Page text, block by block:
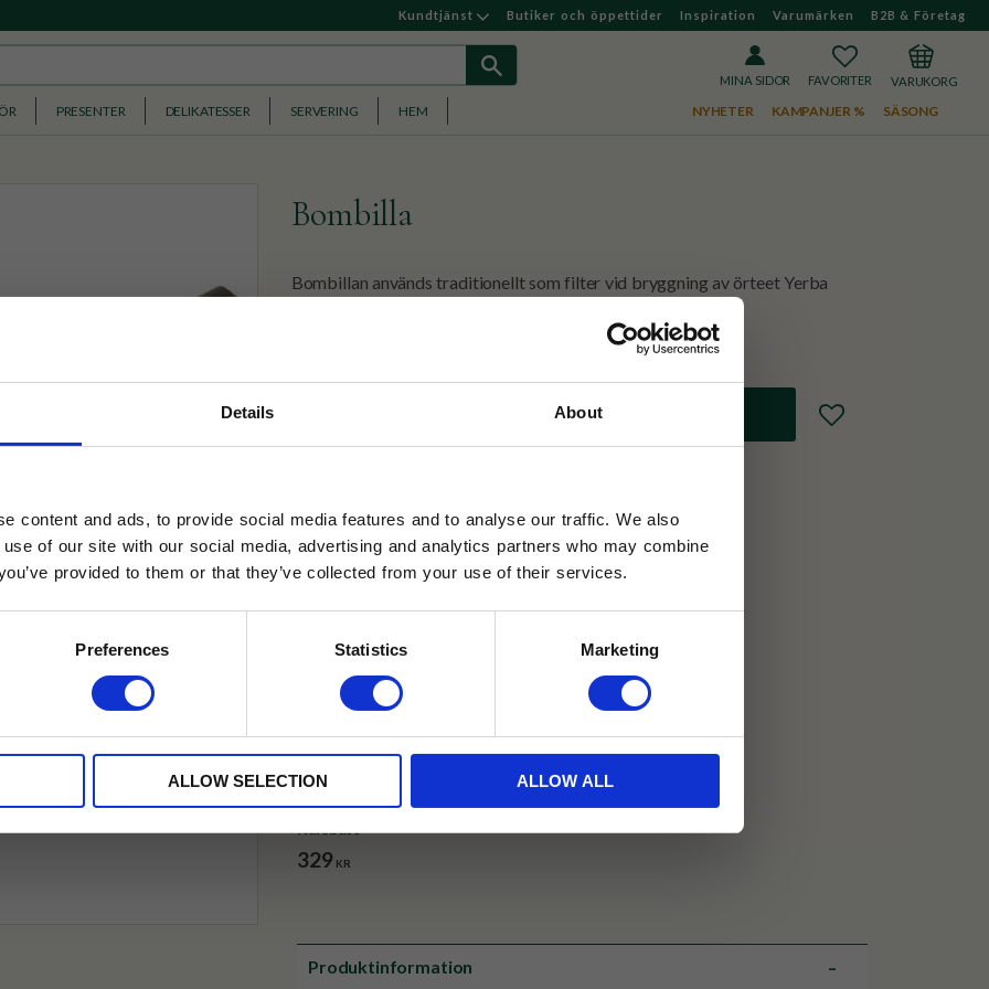
Details About
content and ads, to provide social media features and to analyse our traffic. We also
of our site with our social media, advertising and analytics partners who may combine
provided to them or that they’ve collected from your use of their services.
Preferences Statistics Marketing
ALLOW SELECTION ALLOW ALL
Kundtjänst Butiker och öppettider Inspiration Varumärken B2B & Företag
MINA SIDOR
FAVORITERKUNDVAGN
PRESENTER DELIKATESSER SERVERING HEM NYHETER KAMPANJER % SÄSONG
Bombilla
Bombillan används traditionellt som filter vid bryggning av örteet Yerba
Mate.
Lägg till i favoriter
✓ Fri frakt över 399 kr
✓ Betala direkt eller inom 30 dagar
✓ Gratis teprov i varje beställning
Kalebass
329 KR
Produktinformation
Läs mer
Rabatten fungerar endast
med andra erbjudanden.